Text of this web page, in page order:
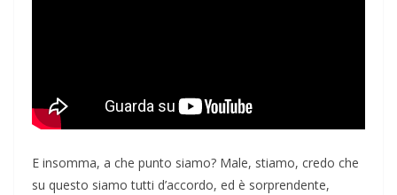
E insomma, a che punto siamo? Male, stiamo, credo che
su questo siamo tutti d’accordo, ed è sorprendente,